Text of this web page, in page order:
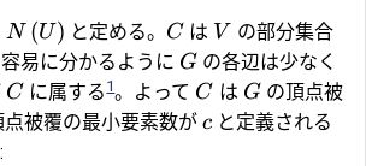
N (U) と定める。 C は V の部分集合
易に分かるように G の各辺は少なく
C に属する1。よって C は Gの頂点被
点被覆の最小要素数が c と定義される